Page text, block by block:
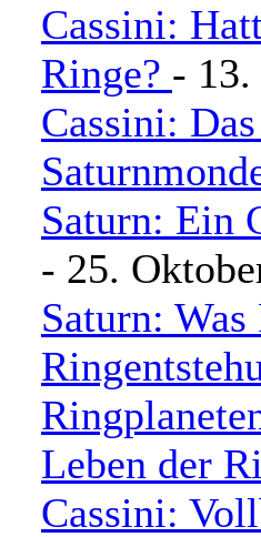
Cassini:
Ringe? - 13.
Cassini:
Saturn: Ein
- 25.
Saturn:
Leben der
Cassini: